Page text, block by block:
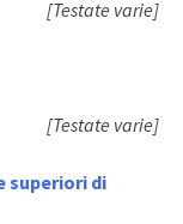
[Testate varie]
[Testate varie]
superiori di